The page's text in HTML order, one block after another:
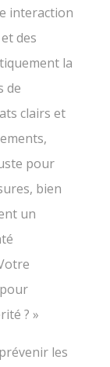
interaction
des
la
de
clairs et
pour
bien
un
? »
les